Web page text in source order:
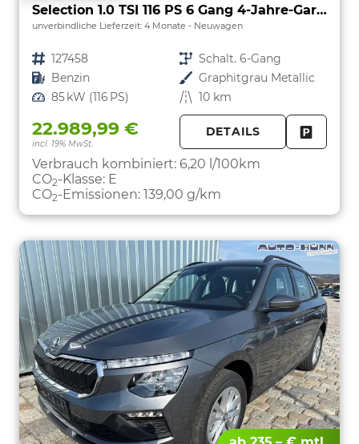
Selection 1.0 TSI 116 PS 6 Gang 4-Jahre-Garantie-Anhängerkupplung schwenkbar-Kessy-16" Alu-2-Zonen-Climatronic-Tempomat-LED-AppleCarPlay-AndroidAuto-Rückfahrkamera-2xPDC
unverbindliche Lieferzeit: 4 Monate Neuwagen
Fahrzeugnr. 127458 Getriebe Schalt. 6-Gang
Kraftstoff Benzin Außenfarbe Graphitgrau Metallic
Leistung 85 kW (116 PS) Kilometerstand 10 km
22.989,99 €
incl. 19% MwSt.
DETAILS
Verbrauch kombiniert: 6,20 l/100km
CO2-Klasse: E
CO2-Emissionen: 139,00 g/km